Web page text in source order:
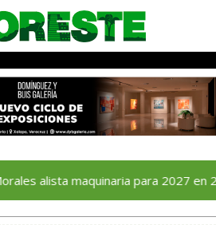
maquinaria para 2027 en 24